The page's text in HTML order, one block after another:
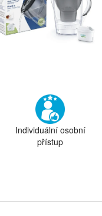
Individuální osobní
přístup